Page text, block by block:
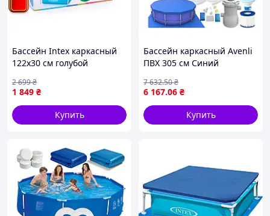
Бассейн Intex каркасный
122x30 см голубой
дачи сборный с
металлическим каркасом
1 849 ₴
2 699₴
Купить
Бассейн каркасный Avenli
ПВХ 305 см Синий
6 167.06 ₴
7 632.50₴
Купить